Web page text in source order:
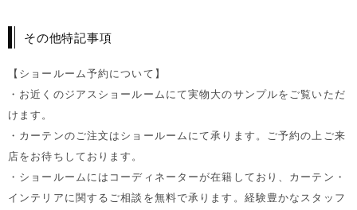
その他特記事項
【ショールーム予約について】
・お近くのジアスショールームにて実物大のサンプルをご覧いただ
けます。
・カーテンのご注文はショールームにて承ります。ご予約の上ご来
店をお待ちしております。
・ショールームにはコーディネーターが在籍しており、カーテン・
インテリアに関するご相談を無料で承ります。経験豊かなスタッフ